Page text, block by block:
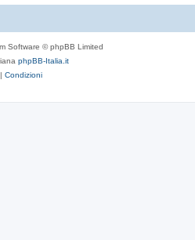
Software © phpBB Limited
phpBB-Italia.it
| Condizioni